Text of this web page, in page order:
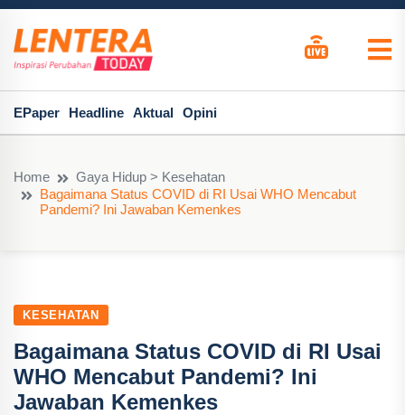
EPaper Headline Aktual Opini
Home
Gaya Hidup > Kesehatan
Bagaimana Status COVID di RI Usai WHO Mencabut
Pandemi? Ini Jawaban Kemenkes
KESEHATAN
Bagaimana Status COVID di RI Usai
WHO Mencabut Pandemi? Ini
Jawaban Kemenkes